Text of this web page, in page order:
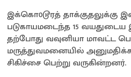
இக்கொ0டூரத் தாக்குதலுக்கு
படுகாயமடைந்த 15
தற்போது வவுனியா மாவட்ட
மருத்துவமனையில்
சிகிச்சை பெற்று வருகின்றனர்.